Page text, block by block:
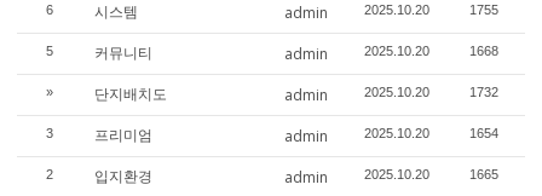
6 시스템 admin 2025.10.20 1755
5 커뮤니티 admin 2025.10.20 1668
» 단지배치도 admin 2025.10.20 1732
3 프리미엄 admin 2025.10.20 1654
2 입지환경 admin 2025.10.20 1665